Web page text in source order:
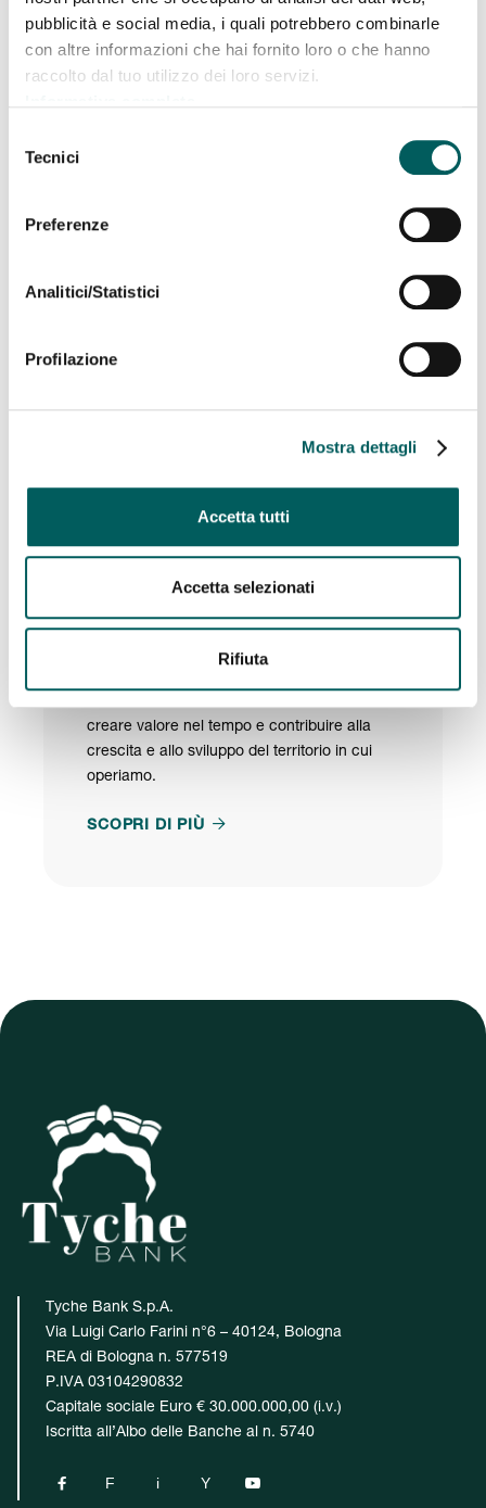
pubblicità e social media, i quali potrebbero combinarle
con altre informazioni che hai fornito loro o che hanno
raccolto dal tuo utilizzo dei loro servizi.
delTecnici
Preferenze
Analitici/Statistici
Profilazione
Mostra dettagli
Accetta tutti
Accetta selezionati
Rifiuta
impegniamo a lavorare con determinazione e
trasparenza per contribuire a costruire un futuro migliore
per tutti.
sostenibilità e a partecipare attivamente alle iniziative e
Grazie per la vostra fiducia e per il vostro sostegno.
Presidente di Tyche Bank
Scopri la nostra mission
Si basa sull’ambizione di diventare una
creare valore nel tempo e contribuire alla
crescita e allo sviluppo del territorio in cui
operiamo.
SCOPRI DI PIÙ 
Tyche Bank S.p.A.
Via Luigi Carlo Farini n°6 – 40124, Bologna
REA di Bologna n. 577519
P.IVA 03104290832
Capitale sociale Euro € 30.000.000,00 (i.v.)
Iscritta all’Albo delle Banche al n. 5740
 F i Y 